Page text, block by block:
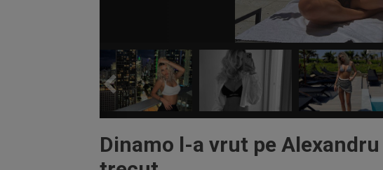
Dinamo l-a vrut pe